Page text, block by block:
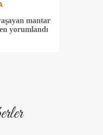
mantar
yorumlandı